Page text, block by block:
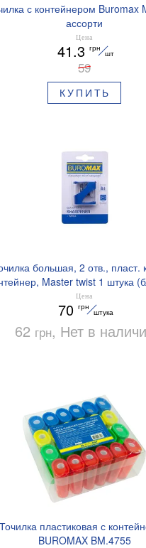
с контейнером Buromax
ассорти
Цена
41.3 грн
шт
59
КУПИТЬ
большая, 2 отв., пласт.
Master twist 1 штука
BUROMAX BM.4777-1
Цена
70 грн
штука
62 грн, Нет в
Точилка пластиковая с
BUROMAX BM.4755